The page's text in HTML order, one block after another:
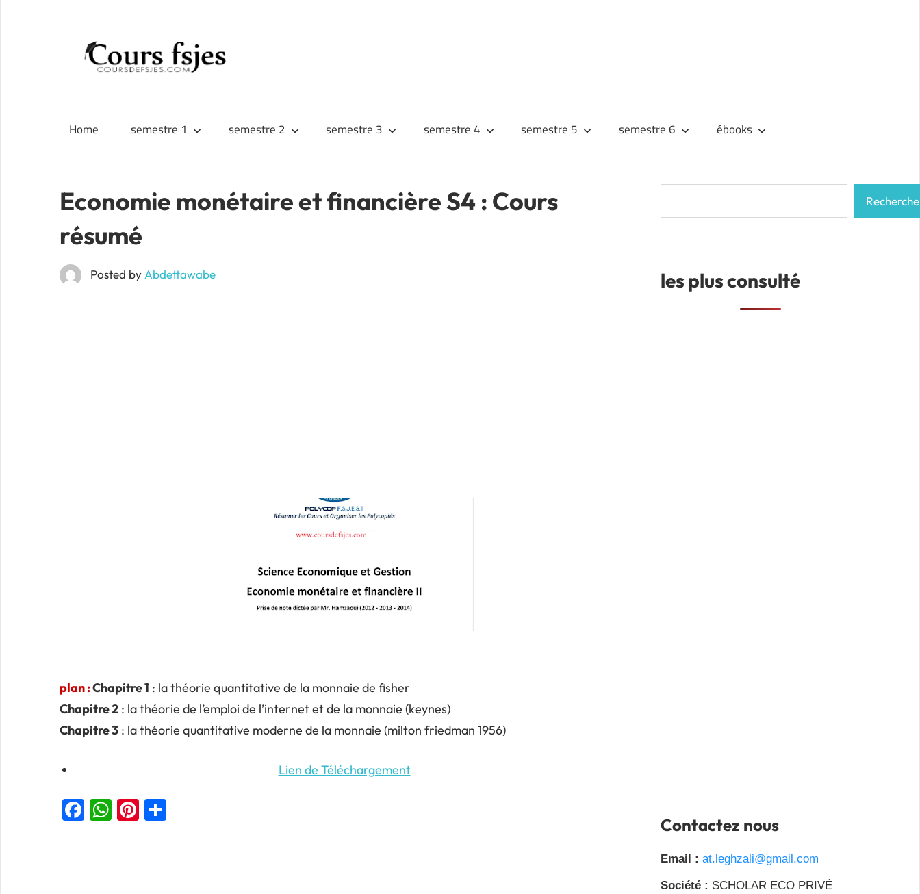
content
FSJES
Home semestre 1 semestre 2 semestre 3 semestre 4 semestre 5 semestre 6 ébooks
Economie monétaire et financière S4 : Cours
résumé
Posted by Abdettawabe
plan :Chapitre 1 : la théorie quantitative de la monnaie de fisher
Chapitre 2 : la théorie de l’emploi de l’internet et de la monnaie (keynes)
Chapitre 3 : la théorie quantitative moderne de la monnaie (milton friedman 1956)
Lien de Téléchargement
Facebook
WhatsApp
Pinterest
les plus consulté
Contactez nous
Email : at.leghzali@gmail.com
Société : SCHOLAR ECO PRIVÉ